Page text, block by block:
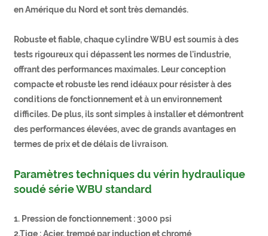
en Amérique du Nord et sont très demandés.
Robuste et fiable, chaque cylindre WBU est soumis à des
tests rigoureux qui dépassent les normes de l'industrie,
offrant des performances maximales. Leur conception
compacte et robuste les rend idéaux pour résister à des
conditions de fonctionnement et à un environnement
difficiles. De plus, ils sont simples à installer et démontrent
des performances élevées, avec de grands avantages en
termes de prix et de délais de livraison.
Paramètres techniques du vérin hydraulique
soudé série WBU standard
1. Pression de fonctionnement : 3000 psi
2.Tige : Acier, trempé par induction et chromé